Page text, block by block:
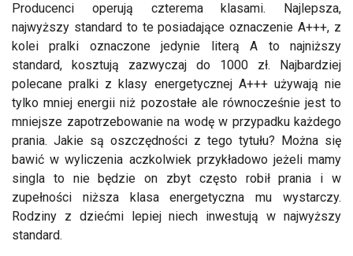
Producenci operują czterema klasami. Najlepsza,
najwyższy standard to te posiadające oznaczenie A+++, z
kolei pralki oznaczone jedynie literą A to najniższy
standard, kosztują zazwyczaj do 1000 zł. Najbardziej
polecane pralki z klasy energetycznej A+++ używają nie
tylko mniej energii niż pozostałe ale równocześnie jest to
mniejsze zapotrzebowanie na wodę w przypadku każdego
prania. Jakie są oszczędności z tego tytułu? Można się
bawić w wyliczenia aczkolwiek przykładowo jeżeli mamy
singla to nie będzie on zbyt często robił prania i w
zupełności niższa klasa energetyczna mu wystarczy.
Rodziny z dziećmi lepiej niech inwestują w najwyższy
standard.